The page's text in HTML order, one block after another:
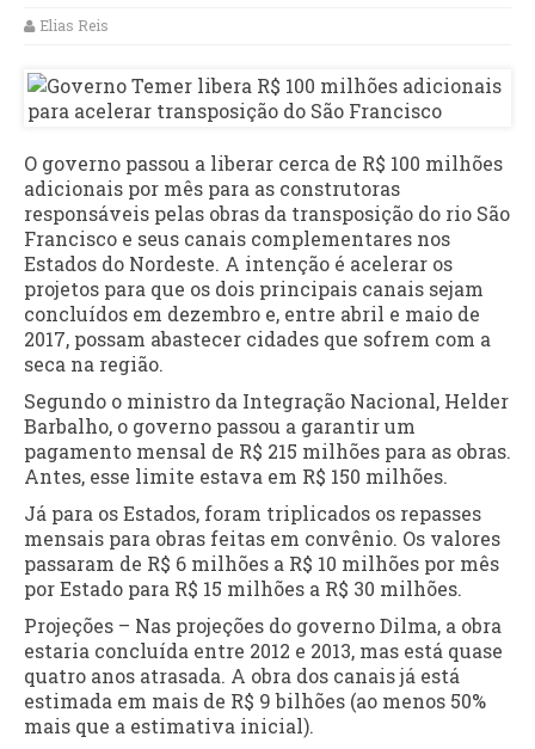
Elias Reis
O governo passou a liberar cerca de R$ 100 milhões
adicionais por mês para as construtoras
responsáveis pelas obras da transposição do rio São
Francisco e seus canais complementares nos
Estados do Nordeste. A intenção é acelerar os
projetos para que os dois principais canais sejam
concluídos em dezembro e, entre abril e maio de
2017, possam abastecer cidades que sofrem com a
seca na região.
Segundo o ministro da Integração Nacional, Helder
Barbalho, o governo passou a garantir um
pagamento mensal de R$ 215 milhões para as obras.
Antes, esse limite estava em R$ 150 milhões.
Já para os Estados, foram triplicados os repasses
mensais para obras feitas em convênio. Os valores
passaram de R$ 6 milhões a R$ 10 milhões por mês
por Estado para R$ 15 milhões a R$ 30 milhões.
Projeções – Nas projeções do governo Dilma, a obra
estaria concluída entre 2012 e 2013, mas está quase
quatro anos atrasada. A obra dos canais já está
estimada em mais de R$ 9 bilhões (ao menos 50%
mais que a estimativa inicial).